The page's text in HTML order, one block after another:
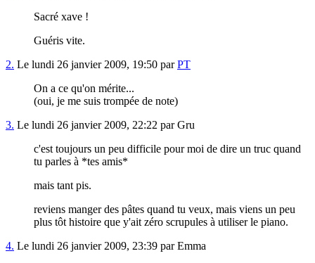
Sacré xave !
Guéris vite.
2. Le lundi 26 janvier 2009, 19:50 parPT
On a ce qu'on mérite...
(oui, je me suis trompée de note)
3. Le lundi 26 janvier 2009, 22:22 par Gru
c'est toujours un peu difficile pour moi de dire un truc quand
tu parles à *tes amis*
mais tant pis.
reviens manger des pâtes quand tu veux, mais viens un peu
plus tôt histoire que y'ait zéro scrupules à utiliser le piano.
4. Le lundi 26 janvier 2009, 23:39 par Emma